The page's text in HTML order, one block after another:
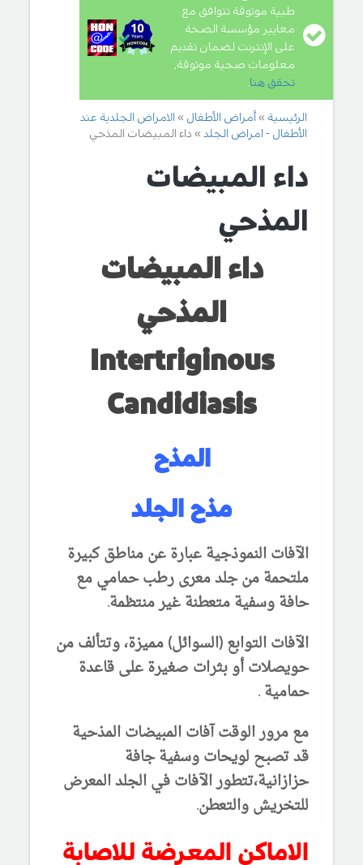
طبية موثوقة تتوافق مع
معايير مؤسسة الصحة
على الإنترنت لضمان تقديم
معلومات صحية موثوقة,
تحقق هنا
الرئيسية أمراض الأطفال
الامراض الجلدية عند
الأطفال - امراض الجلد
داء المبيضات المذحي
داء المبيضات
المذحي
داء المبيضات
المذحي
Intertriginous
Candidiasis
المذح
مذح الجلد
الآفات النموذجية عبارة عن مناطق كبيرة
ملتحمة من جلد معرى رطب حمامي مع
حافة وسفية متعطنة غير منتظمة.
الآفات التوابع (السوائل) مميزة، وتتألف من
حويصلات أو بثرات صغيرة على قاعدة
حمامية .
مع مرور الوقت آفات المبيضات المذحية
قد تصبح لويحات وسفية جافة
حزازانية،تتطور الآفات في الجلد المعرض
للتخريش والتعطن.
الاماكن المعرضة للاصابة